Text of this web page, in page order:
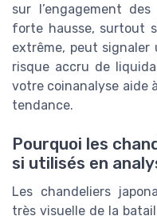
sur l’engagement
forte hausse, surtout
extrême, peut signaler
risque accru de
votre coinanalyse aide
tendance.
Pourquoi les
si utilisés en
Les chandeliers
très visuelle de la